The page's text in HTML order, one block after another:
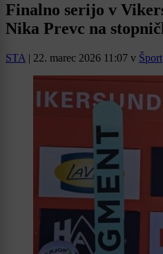
Finalno serijo v
Nika Prevc na
STA | 22. marec 2026 11:07 v Šport